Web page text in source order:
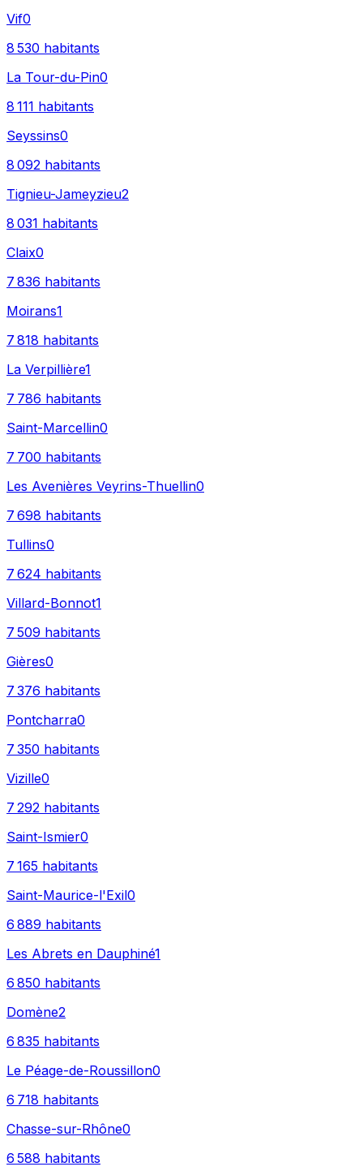
Vif0
8 530 habitants
La Tour-du-Pin0
8 111 habitants
Seyssins0
8 092 habitants
Tignieu-Jameyzieu2
8 031 habitants
Claix0
7 836 habitants
Moirans1
7 818 habitants
La Verpillière1
7 786 habitants
Saint-Marcellin0
7 700 habitants
Les Avenières Veyrins-Thuellin0
7 698 habitants
Tullins0
7 624 habitants
Villard-Bonnot1
7 509 habitants
Gières0
7 376 habitants
Pontcharra0
7 350 habitants
Vizille0
7 292 habitants
Saint-Ismier0
7 165 habitants
Saint-Maurice-l'Exil0
6 889 habitants
Les Abrets en Dauphiné1
6 850 habitants
Domène2
6 835 habitants
Le Péage-de-Roussillon0
6 718 habitants
Chasse-sur-Rhône0
6 588 habitants